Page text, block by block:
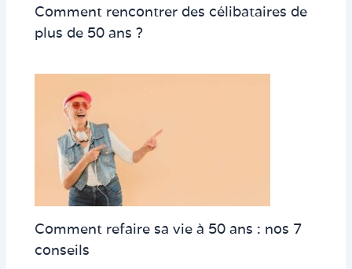
Comment rencontrer des célibataires de
plus de 50 ans ?
Comment refaire sa vie à 50 ans : nos 7
conseils